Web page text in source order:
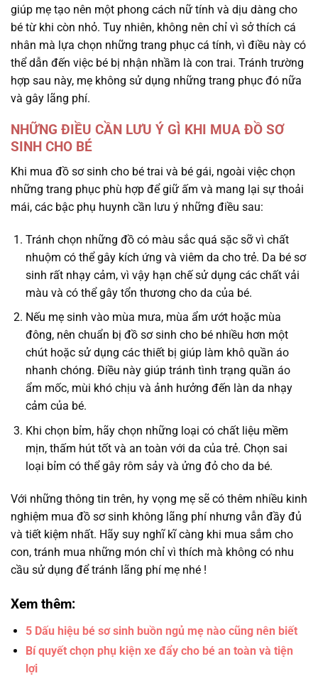
giúp mẹ tạo nên một phong cách nữ tính và dịu dàng cho
bé từ khi còn nhỏ. Tuy nhiên, không nên chỉ vì sở thích cá
nhân mà lựa chọn những trang phục cá tính, vì điều này có
thể dẫn đến việc bé bị nhận nhầm là con trai. Tránh trường
hợp sau này, mẹ không sử dụng những trang phục đó nữa
và gây lãng phí.
NHỮNG ĐIỀU CẦN LƯU Ý GÌ KHI MUA ĐỒ SƠ
SINH CHO BÉ
Khi mua đồ sơ sinh cho bé trai và bé gái, ngoài việc chọn
những trang phục phù hợp để giữ ấm và mang lại sự thoải
mái, các bậc phụ huynh cần lưu ý những điều sau:
Tránh chọn những đồ có màu sắc quá sặc sỡ vì chất
nhuộm có thể gây kích ứng và viêm da cho trẻ. Da bé sơ
sinh rất nhạy cảm, vì vậy hạn chế sử dụng các chất vải
màu và có thể gây tổn thương cho da của bé.
Nếu mẹ sinh vào mùa mưa, mùa ẩm ướt hoặc mùa
đông, nên chuẩn bị đồ sơ sinh cho bé nhiều hơn một
chút hoặc sử dụng các thiết bị giúp làm khô quần áo
nhanh chóng. Điều này giúp tránh tình trạng quần áo
ẩm mốc, mùi khó chịu và ảnh hưởng đến làn da nhạy
cảm của bé.
Khi chọn bỉm, hãy chọn những loại có chất liệu mềm
mịn, thấm hút tốt và an toàn với da của trẻ. Chọn sai
loại bỉm có thể gây rôm sảy và ửng đỏ cho da bé.
Với những thông tin trên, hy vọng mẹ sẽ có thêm nhiều kinh
nghiệm mua đồ sơ sinh không lãng phí nhưng vẫn đầy đủ
và tiết kiệm nhất. Hãy suy nghĩ kĩ càng khi mua sắm cho
con, tránh mua những món chỉ vì thích mà không có nhu
cầu sử dụng để tránh lãng phí mẹ nhé !
Xem thêm:
5 Dấu hiệu bé sơ sinh buồn ngủ mẹ nào cũng nên biết
Bí quyết chọn phụ kiện xe đẩy cho bé an toàn và tiện
lợi